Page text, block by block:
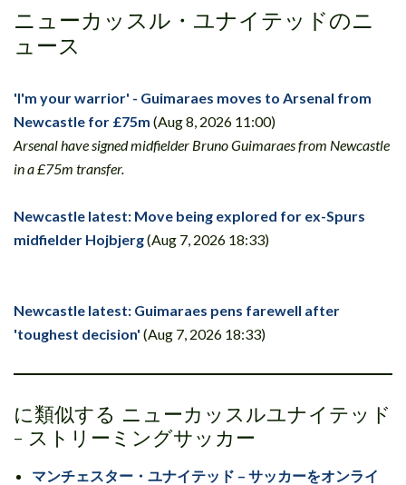
ニューカッスル・ユナイテッドのニ
ュース
'I'm your warrior' - Guimaraes moves to Arsenal from
Newcastle for £75m (Aug 8, 2026 11:00)
Arsenal have signed midfielder Bruno Guimaraes from Newcastle
in a £75m transfer.
Newcastle latest: Move being explored for ex-Spurs
midfielder Hojbjerg(Aug 7, 2026 18:33)
Newcastle latest: Guimaraes pens farewell after
'toughest decision' (Aug 7, 2026 18:33)
に類似する ニューカッスルユナイテッド
- ストリーミングサッカー
マンチェスター・ユナイテッド – サッカーをオンライ